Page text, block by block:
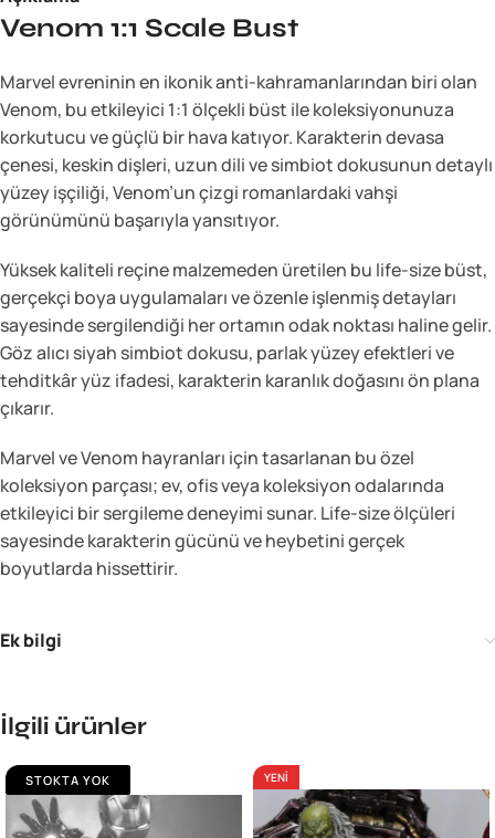
Venom 1:1 Scale Bust
Marvel evreninin en ikonik anti-kahramanlarından biri olan
Venom, bu etkileyici 1:1 ölçekli büst ile koleksiyonunuza
korkutucu ve güçlü bir hava katıyor. Karakterin devasa
çenesi, keskin dişleri, uzun dili ve simbiot dokusunun detaylı
yüzey işçiliği, Venom’un çizgi romanlardaki vahşi
görünümünü başarıyla yansıtıyor.
Yüksek kaliteli reçine malzemeden üretilen bu life-size büst,
gerçekçi boya uygulamaları ve özenle işlenmiş detayları
sayesinde sergilendiği her ortamın odak noktası haline gelir.
Göz alıcı siyah simbiot dokusu, parlak yüzey efektleri ve
tehditkâr yüz ifadesi, karakterin karanlık doğasını ön plana
çıkarır.
Marvel ve Venom hayranları için tasarlanan bu özel
koleksiyon parçası; ev, ofis veya koleksiyon odalarında
etkileyici bir sergileme deneyimi sunar. Life-size ölçüleri
sayesinde karakterin gücünü ve heybetini gerçek
boyutlarda hissettirir.
Ek bilgi
İlgili ürünler
STOKTA YOK YENİ